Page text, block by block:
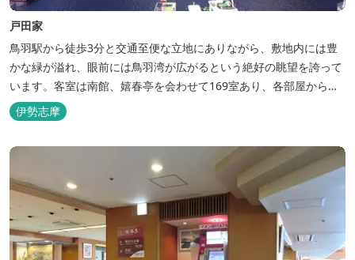
戸田家
鳥羽駅から徒歩3分と交通至便な立地にありながら、敷地内には豊
かな緑が溢れ、眼前には鳥羽湾が広がるという絶好の眺望を誇って
います。客室は南館、嬉春亭を会わせて169室あり、各部屋からの
景観の美しさも格別。伊勢湾で揚がった海の幸を使った会席料理も
自慢です。 旅の疲れを癒すには、男女あわせて13湯と足湯2湯の
湯巡りは最高です。野趣溢れる野天風呂、ゆったりとつくろげる大
伊勢志摩